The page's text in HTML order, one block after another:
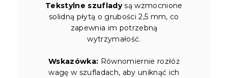
Tekstylne szufladysą wzmocnione
solidną płytą o grubości 2,5 mm, co
zapewnia im potrzebną
wytrzymałość.
Wskazówka: Równomiernie rozłóż
wagę w szufladach, aby uniknąć ich